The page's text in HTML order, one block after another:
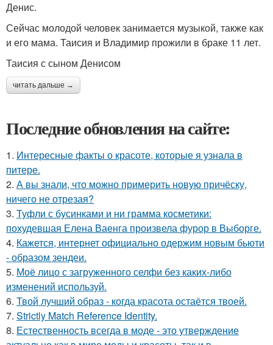
Денис.
Сейчас молодой человек занимается музыкой, также как
и его мама. Таисия и Владимир прожили в браке 11 лет.
Таисия с сыном Денисом
читать дальше →
Последние обновления на сайте:
1. Интересные факты о красоте, которые я узнала в
питере.
2. А вы знали, что можно примерить новую причёску,
ничего не отрезая?
3. Туфли с бусинками и ни грамма косметики:
похудевшая Елена Ваенга произвела фурор в Выборге.
4. Кажется, интернет официально одержим новым бьюти
- образом зендеи.
5. Моё лицо с загруженного селфи без каких-либо
изменений используй.
6. Твой лучший образ - когда красота остаётся твоей.
7. Strictly Match Reference Identity.
8. Естественность всегда в моде - это утверждение